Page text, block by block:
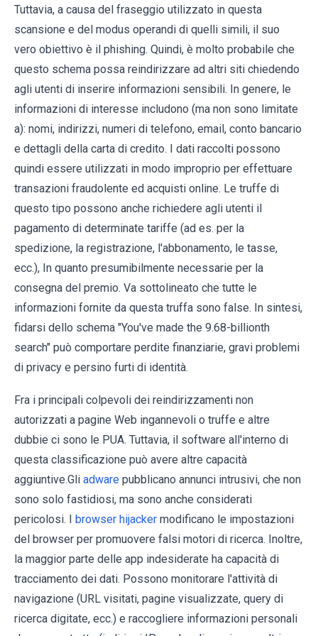
Tuttavia, a causa del fraseggio utilizzato in questa
scansione e del modus operandi di quelli simili, il suo
vero obiettivo è il phishing. Quindi, è molto probabile che
questo schema possa reindirizzare ad altri siti chiedendo
agli utenti di inserire informazioni sensibili. In genere, le
informazioni di interesse includono (ma non sono limitate
a): nomi, indirizzi, numeri di telefono, email, conto bancario
e dettagli della carta di credito. I dati raccolti possono
quindi essere utilizzati in modo improprio per effettuare
transazioni fraudolente ed acquisti online. Le truffe di
questo tipo possono anche richiedere agli utenti il ​​
pagamento di determinate tariffe (ad es. per la
spedizione, la registrazione, l'abbonamento, le tasse,
ecc.), In quanto presumibilmente necessarie per la
consegna del premio. Va sottolineato che tutte le
informazioni fornite da questa truffa sono false. In sintesi,
fidarsi dello schema "You've made the 9.68-billionth
search" può comportare perdite finanziarie, gravi problemi
di privacy e persino furti di identità.
Fra i principali colpevoli dei reindirizzamenti non
autorizzati a pagine Web ingannevoli o truffe e altre
dubbie ci sono le PUA. Tuttavia, il software all'interno di
questa classificazione può avere altre capacità
aggiuntive.Gli adware pubblicano annunci intrusivi, che non
sono solo fastidiosi, ma sono anche considerati
pericolosi. I browser hijacker modificano le impostazioni
del browser per promuovere falsi motori di ricerca. Inoltre,
la maggior parte delle app indesiderate ha capacità di
tracciamento dei dati. Possono monitorare l'attività di
navigazione (URL visitati, pagine visualizzate, query di
ricerca digitate, ecc.) e raccogliere informazioni personali